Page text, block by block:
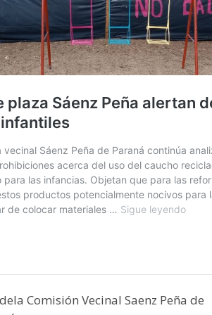
Comisión Vecinal Saenz Peña de